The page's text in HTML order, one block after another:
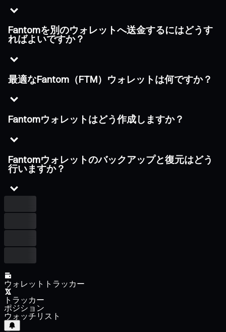
Fantomを別のウォレットへ送金するにはどうす
ればよいですか？
最適なFantom（FTM）ウォレットは何ですか？
Fantomウォレットはどう作成しますか？
Fantomウォレットのバックアップと復元はどう
行いますか？
ウォレットトラッカー
トラッカー
ポジション
ウォッチリスト